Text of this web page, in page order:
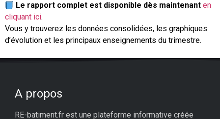
Le rapport complet est disponible dès maintenanten
cliquant ici.
Vous y trouverez les données consolidées, les graphiques
d’évolution et les principaux enseignements du trimestre.
A propos
RE-batiment.fr est une plateforme informative créée